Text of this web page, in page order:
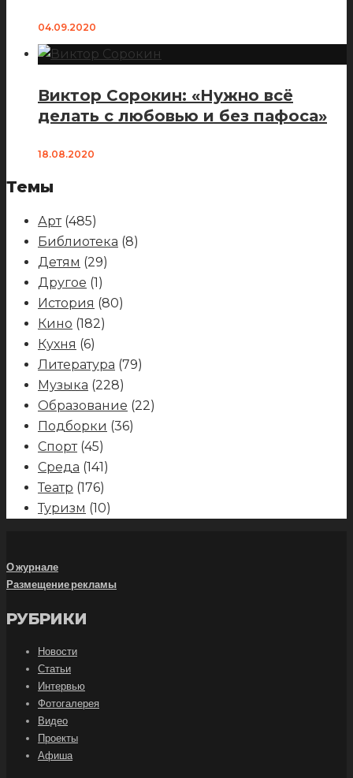
04.09.2020
Виктор Сорокин: «Нужно всё
делать с любовью и без пафоса»
18.08.2020
Темы
Арт(485)
Библиотека (8)
Детям (29)
Другое (1)
История (80)
Кино (182)
Кухня (6)
Литература (79)
Музыка (228)
Образование (22)
Подборки (36)
Спорт(45)
Среда (141)
Театр (176)
Туризм (10)
О журнале
Размещение рекламы
РУБРИКИ
Новости
Статьи
Интервью
Фотогалерея
Видео
Проекты
Афиша